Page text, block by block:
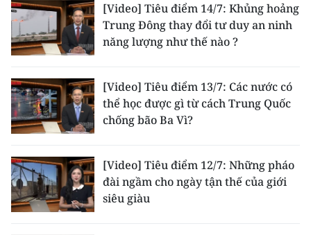
[Video] Tiêu điểm 14/7: Khủng hoảng
Trung Đông thay đổi tư duy an ninh
năng lượng như thế nào ?
[Video] Tiêu điểm 13/7: Các nước có
thể học được gì từ cách Trung Quốc
chống bão Ba Vì?
[Video] Tiêu điểm 12/7: Những pháo
đài ngầm cho ngày tận thế của giới
siêu giàu